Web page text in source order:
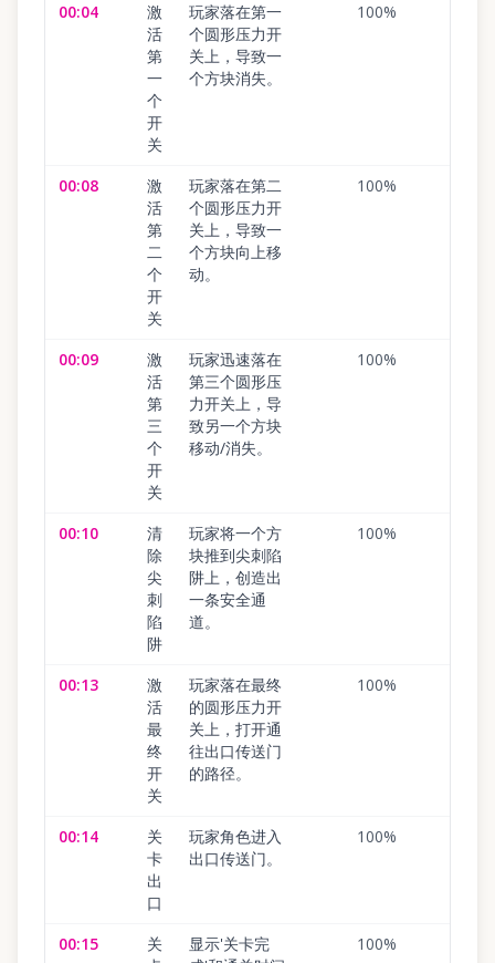
00:04
激
活
第
一
个
开
关
玩家落在第一
个圆形压力开
关上，导致一
个方块消失。
100%
00:08
激
活
第
二
个
开
关
玩家落在第二
个圆形压力开
关上，导致一
个方块向上移
动。
100%
00:09
激
活
第
三
个
开
关
玩家迅速落在
第三个圆形压
力开关上，导
致另一个方块
移动/消失。
100%
00:10
清
除
尖
刺
陷
阱
玩家将一个方
块推到尖刺陷
阱上，创造出
一条安全通
道。
100%
00:13
激
活
最
终
开
关
玩家落在最终
的圆形压力开
关上，打开通
往出口传送门
的路径。
100%
00:14
关
卡
出
口
玩家角色进入
出口传送门。
100%
00:15
关
显示'关卡完
100%